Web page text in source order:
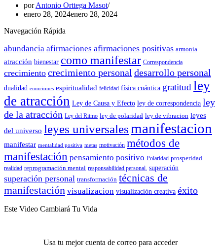
porAntonio Orttega Masot
enero 28, 2024enero 28, 2024
Navegación Rápida
abundancia afirmaciones afirmaciones positivas armonía
atracción bienestar como manifestar Correspondencia
crecimiento crecimiento personal desarrollo personal
dualidad emociones espiritualidad felicidad física cuántica gratitud ley
de atracción Ley de Causa y Efecto ley de correspondencia ley
de la atracción Ley del Ritmo ley de polaridad ley de vibracion leyes
del universo leyes universalesmanifestacion
manifestar mentalidad positiva metas motivación métodos de
manifestación pensamiento positivo Polaridad prosperidad
realidad reprogramación mental responsabilidad personal. superación
superación personal transformación técnicas de
manifestación visualizacion visualización creativa éxito
Este Video Cambiará Tu Vida
Usa tu mejor cuenta de correo para acceder